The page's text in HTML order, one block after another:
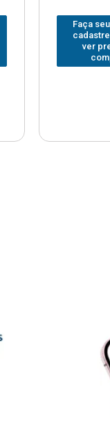
Faça
ver